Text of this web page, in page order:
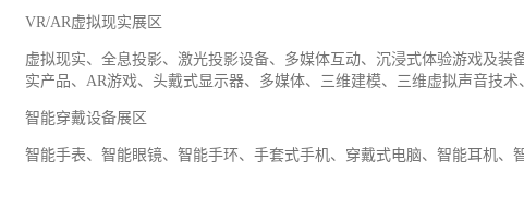
VR/AR虚拟现实展区
虚拟现实、全息投影、激光投影设备、多媒体互动、沉浸式体验游戏及
实产品、AR游戏、头戴式显示器、多媒体、三维建模、三维虚拟声音技
智能穿戴设备展区
智能手表、智能眼镜、智能手环、手套式手机、穿戴式电脑、智能耳机